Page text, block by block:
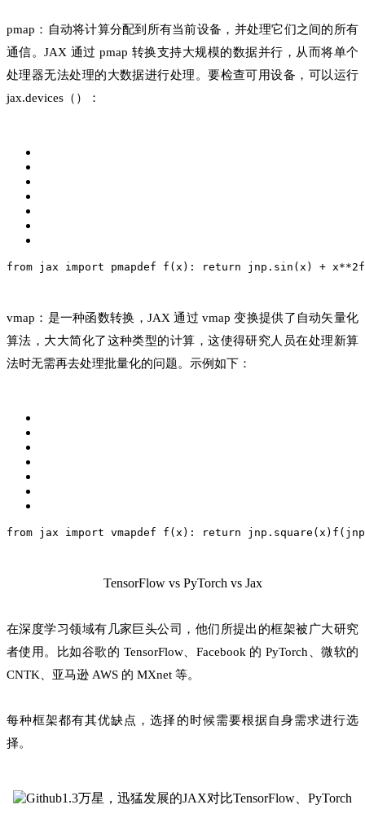
pmap：自动将计算分配到所有当前设备，并处理它们之间的所有
通信。JAX 通过 pmap 转换支持大规模的数据并行，从而将单个
处理器无法处理的大数据进行处理。要检查可用设备，可以运行
jax.devices（）：
from jax import pmapdef f(x): return jnp.sin(x) + x**2
vmap：是一种函数转换，JAX 通过 vmap 变换提供了自动矢量化
算法，大大简化了这种类型的计算，这使得研究人员在处理新算
法时无需再去处理批量化的问题。示例如下：
from jax import vmapdef f(x): return jnp.square(x)
TensorFlow vs PyTorch vs Jax
在深度学习领域有几家巨头公司，他们所提出的框架被广大研究
者使用。比如谷歌的 TensorFlow、Facebook 的 PyTorch、微软的
CNTK、亚马逊 AWS 的 MXnet 等。
每种框架都有其优缺点，选择的时候需要根据自身需求进行选
择。